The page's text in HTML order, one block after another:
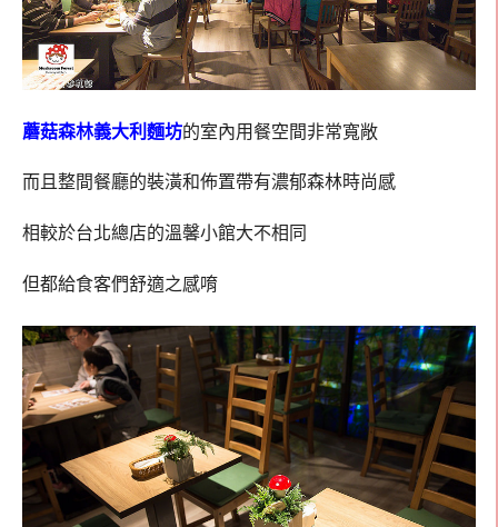
蘑菇森林義大利麵坊的室內用餐空間非常寬敞
而且整間餐廳的裝潢和佈置帶有濃郁森林時尚感
相較於台北總店的溫馨小館大不相同
但都給食客們舒適之感唷